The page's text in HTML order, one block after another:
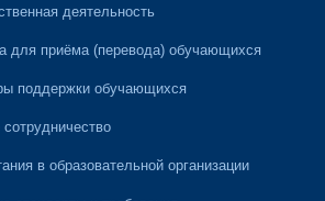
деятельность
для приёма (перевода) обучающихся
поддержки обучающихся
в образовательной организации